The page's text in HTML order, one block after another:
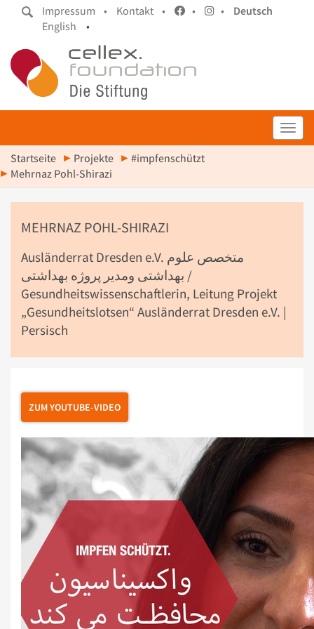
Impressum • Kontakt • • •
Deutsch
English
•
Startseite Projekte
#impfenschützt
Mehrnaz Pohl-Shirazi
MEHRNAZ POHL-SHIRAZI
Ausländerrat Dresden e.V. متخصص علوم
بهداشتی ومدیر پروژه بهداشتی /
Gesundheitswissenschaftlerin, Leitung Projekt
„Gesundheitslotsen“ Ausländerrat Dresden e.V. |
Persisch
ZUM YOUTUBE-VIDEO